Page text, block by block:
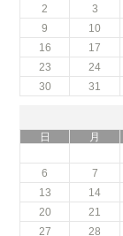
2
3
9
10
16
17
23
24
30
31
日
月
6
7
13
14
20
21
27
28